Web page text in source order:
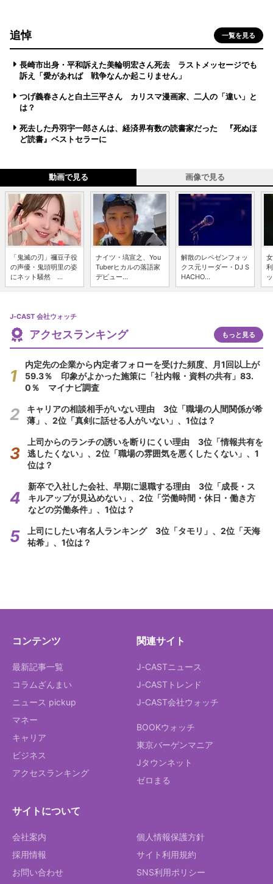
追悼 一覧を見る
長崎市出身・平和訴えた美輪明宏さん死去 ラストメッセージでも
訴え「愛があれば 戦争なんか起こりません」
つげ義春さんと白土三平さん カリスマ漫画家、二人の「違い」と
は？
死去した丹羽宇一郎さんは、経済界有数の読書家だった 『死ぬほ
ど読書』ベストセラーに
動画で見る 画像で見る
「鬼滅の刃」禰豆子役
の声優・鬼頭明里の姿
にネット騒然 ...
ナイツ・塙宣之、You
Tuberヒカルの落語家
デビュー...
解散のレペゼンフォッ
クス元リーダー・DJ S
HACHO...
J-CAST 会社ウォッチ
アクセスランキング もっと見る
内定先の企業から内定者フォローを受けた頻度、月1回以上が
59.3％ 印象がよかった施策に「社内報・資料の共有」83.
0％ マイナビ調査
キャリアの相談相手がいない理由 3位「職場の人間関係が希
薄」、2位「真剣に話せる人がいない」、1位は？
上司からのランチの誘いを断りにくい理由 3位「情報共有を
逃したくない」、2位「職場の雰囲気を悪くしたくない」、1
位は？
新卒で入社した会社、早期に退職する理由 3位「成長・ス
キルアップが見込めない」、2位「労働時間・休日・働き方
などの労働条件」、1位は？
上司にしたい有名人ランキング 3位「タモリ」、2位「天海
祐希」、1位は？
コンテンツ
最新記事一覧
コラムざんまい
ニュース pickup
マネー
キャリア
ビジネス
アクセスランキング
関連サイト
J-CASTニュース
J-CASTトレンド
J-CAST会社ウォッチ
BOOKウォッチ
東京バーゲンマニア
Jタウンネット
ゼロまる
サイトについて
会社案内
採用情報
お問い合わせ
個人情報保護方針
サイト利用規約
SNS利用ポリシー